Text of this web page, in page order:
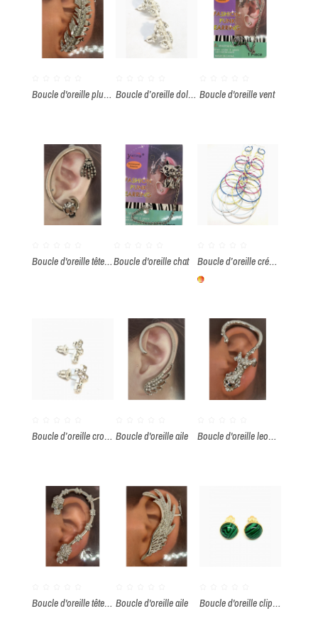
ENVOYER
Boucle d'oreille plume Boucle d’oreille dollar strass par paquet de 36 paires Boucle d'oreille vent
Boucle d'oreille tête de mort et griffeBoucle d'oreille chat Boucle d’oreille créole par paquet de 12 paires
Multicolore
Boucle d’oreille croix strass par paquet de 36 paires Boucle d'oreille aile Boucle d'oreille leopard
Boucle d'oreille tête de mort Boucle d'oreille aile Boucle d'oreille clips pierre malachite